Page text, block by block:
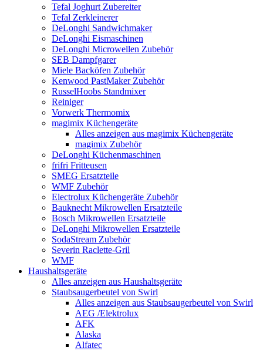
Tefal Joghurt Zubereiter
Tefal Zerkleinerer
DeLonghi Sandwichmaker
DeLonghi Eismaschinen
DeLonghi Microwellen Zubehör
SEB Dampfgarer
Miele Backöfen Zubehör
Kenwood PastMaker Zubehör
RusselHoobs Standmixer
Reiniger
Vorwerk Thermomix
magimix Küchengeräte
Alles anzeigen aus magimix Küchengeräte
magimix Zubehör
DeLonghi Küchenmaschinen
frifri Fritteusen
SMEG Ersatzteile
WMF Zubehör
Electrolux Küchengeräte Zubehör
Bauknecht Mikrowellen Ersatzteile
Bosch Mikrowellen Ersatzteile
DeLonghi Mikrowellen Ersatzteile
SodaStream Zubehör
Severin Raclette-Gril
WMF
Haushaltsgeräte
Alles anzeigen aus Haushaltsgeräte
Staubsaugerbeutel von Swirl
Alles anzeigen aus Staubsaugerbeutel von Swirl
AEG /Elektrolux
AFK
Alaska
Alfatec